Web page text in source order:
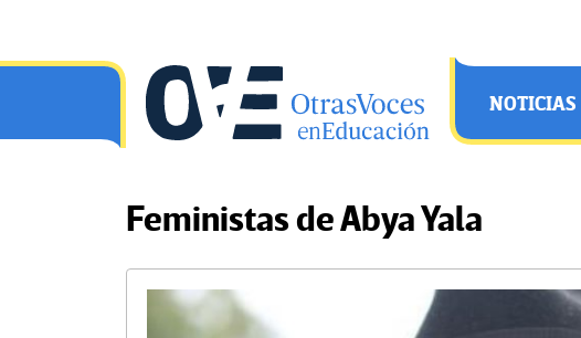
OtrasVocesenEducacion.org
NOTICIAS
Feministas de Abya Yala